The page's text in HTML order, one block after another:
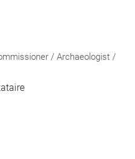
/ Archaeologist /